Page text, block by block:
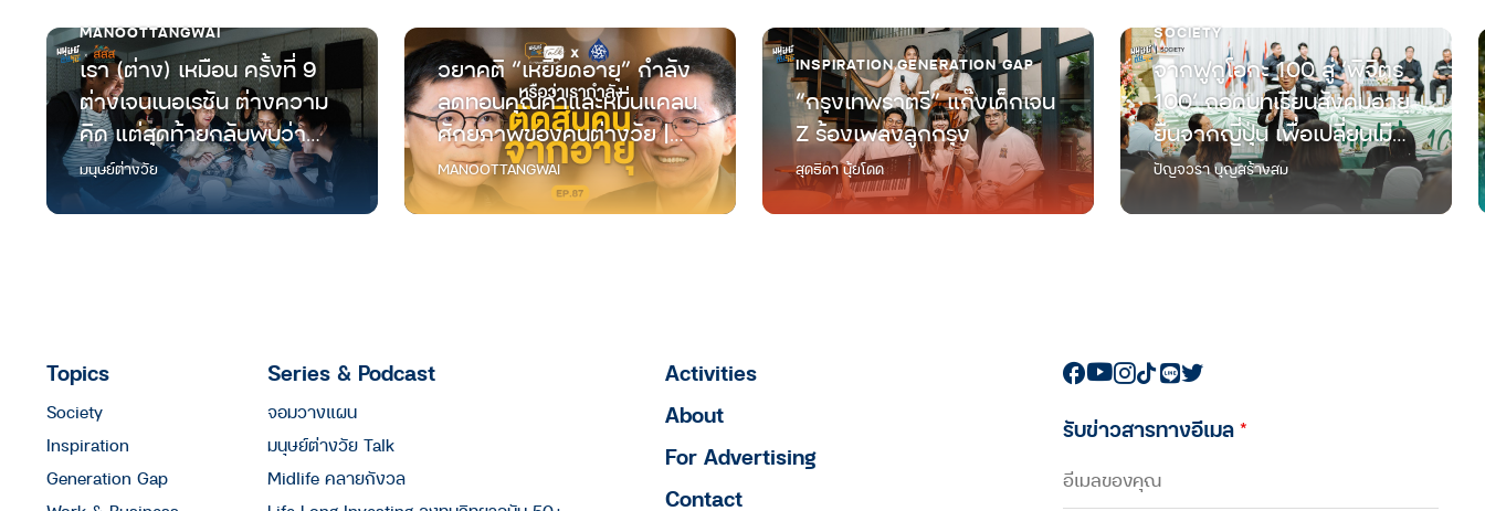
MANOOTTANGWAI
เรา (ต่าง) เหมือน ครั้งที่ 9
ต่างเจนเนอเรชัน ต่างความ
คิด แต่สุดท้ายกลับพบว่า
“เราเหมือนกัน”
มนุษย์ต่างวัย
วยาคติ “เหยียดอายุ” กำลัง
ลดทอนคุณค่าและหมิ่นแคลน
ศักยภาพของคนต่างวัย |
มนุษย์ต่างวัย Talk EP.87
MANOOTTANGWAI
INSPIRATION,GENERATION GAP
“กรุงเทพราตรี” แก๊งเด็กเจน
Z ร้องเพลงลูกกรุง
สุดธิดา นุ้ยโดด
SOCIETY
จากฟูกูโอกะ 100 สู่ ‘พิจิตร
100’ ถอดบทเรียนสังคมอายุ
ยืนจากญี่ปุ่น เพื่อเปลี่ยนเมือง
ทางผ่านที่มีแต่ผู้สูงวัย ให้เป็น
แลนด์มาร์กใหม่ของการใช้
ปัญจวรา บุญสร้างสม
Topics
Society
Inspiration
Generation Gap
Series & Podcast
จอมวางแผน
มนุษย์ต่างวัย Talk
Midlife คลายกังวล
Activities
About
For Advertising
Contact
รับข่าวสารทางอีเมล*